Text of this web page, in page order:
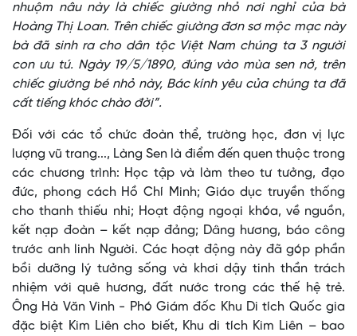
nhuộm nâu này là chiếc giường nhỏ nơi nghỉ của bà
Hoàng Thị Loan. Trên chiếc giường đơn sơ mộc mạc này
bà đã sinh ra cho dân tộc Việt Nam chúng ta 3 người
con ưu tú. Ngày 19/5/1890, đúng vào mùa sen nở, trên
chiếc giường bé nhỏ này, Bác kính yêu của chúng ta đã
cất tiếng khóc chào đời”.
Đối với các tổ chức đoàn thể, trường học, đơn vị lực
lượng vũ trang..., Làng Sen là điểm đến quen thuộc trong
các chương trình: Học tập và làm theo tư tưởng, đạo
đức, phong cách Hồ Chí Minh; Giáo dục truyền thống
cho thanh thiếu nhi; Hoạt động ngoại khóa, về nguồn,
kết nạp đoàn – kết nạp đảng; Dâng hương, báo công
trước anh linh Người. Các hoạt động này đã góp phần
bồi dưỡng lý tưởng sống và khơi dậy tinh thần trách
nhiệm với quê hương, đất nước trong các thế hệ trẻ.
Ông Hà Văn Vinh - Phó Giám đốc Khu Di tích Quốc gia
đặc biệt Kim Liên cho biết, Khu di tích Kim Liên – bao